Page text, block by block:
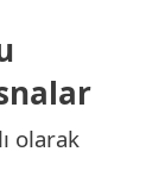
olarak